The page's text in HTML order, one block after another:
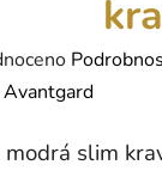
Avantgard
slim